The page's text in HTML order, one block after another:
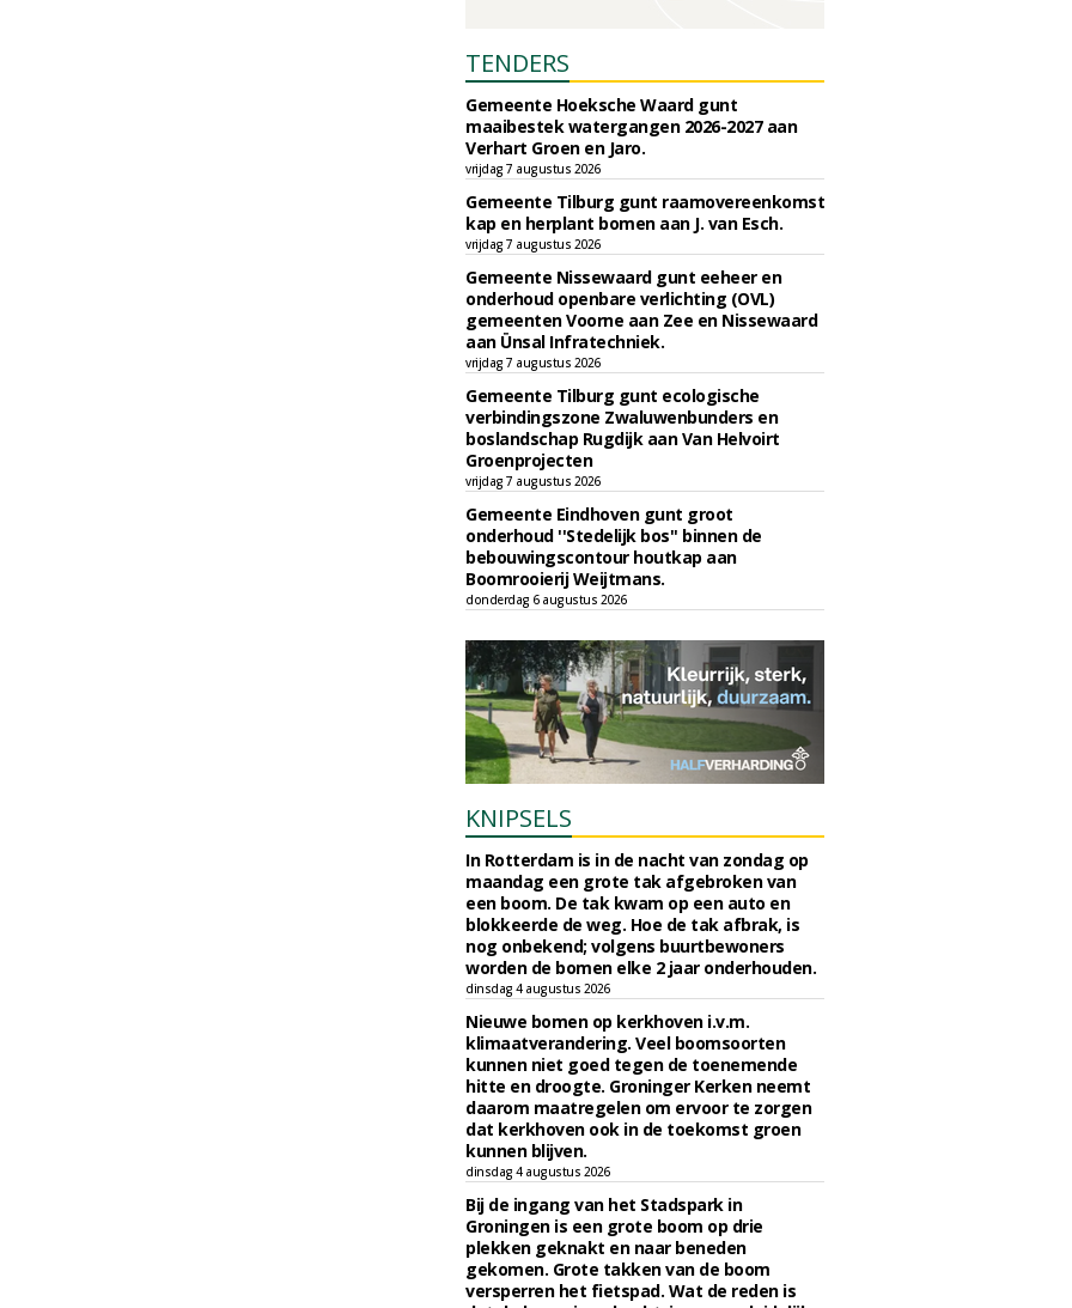
TENDERS
Gemeente Hoeksche Waard gunt
maaibestek watergangen 2026-2027 aan
Verhart Groen en Jaro.
vrijdag 7 augustus 2026
Gemeente Tilburg gunt raamovereenkomst
kap en herplant bomen aan J. van Esch.
vrijdag 7 augustus 2026
Gemeente Nissewaard gunt eeheer en
onderhoud openbare verlichting (OVL)
gemeenten Voorne aan Zee en Nissewaard
aan Ünsal Infratechniek.
vrijdag 7 augustus 2026
Gemeente Tilburg gunt ecologische
verbindingszone Zwaluwenbunders en
boslandschap Rugdijk aan Van Helvoirt
Groenprojecten
vrijdag 7 augustus 2026
Gemeente Eindhoven gunt groot
onderhoud ''Stedelijk bos'' binnen de
bebouwingscontour houtkap aan
Boomrooierij Weijtmans.
donderdag 6 augustus 2026
KNIPSELS
In Rotterdam is in de nacht van zondag op
maandag een grote tak afgebroken van
een boom. De tak kwam op een auto en
blokkeerde de weg. Hoe de tak afbrak, is
nog onbekend; volgens buurtbewoners
worden de bomen elke 2 jaar onderhouden.
dinsdag 4 augustus 2026
Nieuwe bomen op kerkhoven i.v.m.
klimaatverandering. Veel boomsoorten
kunnen niet goed tegen de toenemende
hitte en droogte. Groninger Kerken neemt
daarom maatregelen om ervoor te zorgen
dat kerkhoven ook in de toekomst groen
kunnen blijven.
dinsdag 4 augustus 2026
Bij de ingang van het Stadspark in
Groningen is een grote boom op drie
plekken geknakt en naar beneden
gekomen. Grote takken van de boom
versperren het fietspad. Wat de reden is